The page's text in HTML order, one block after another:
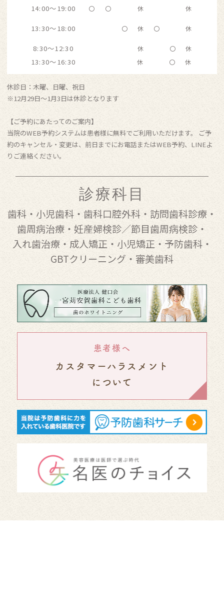
14:00～19:00 〇 〇 休 休
13:30～18:00 〇 休 〇 休
8:30～12:30 休 〇 休
13:30～16:30 休 〇 休
休診日：木曜、日曜、祝日
※12月29日〜1月3日は休診となります
【ご予約にあたってのご案内】
当院のWEB予約システムは患者様に無料でご利用いただけます。 ご予
約のキャンセル・変更は、前日までにお電話またはWEB予約、LINEよ
りご連絡ください。
診療科目
歯科 ・ 小児歯科 ・ 歯科口腔外科 ・ 訪問歯科診療 ・
歯周病治療 ・ 妊産婦検診／節目歯周病検診 ・
入れ歯治療・ 成人矯正 ・ 小児矯正・ 予防歯科・
GBTクリーニング ・ 審美歯科
患者様へ
カスタマーハラスメント
について